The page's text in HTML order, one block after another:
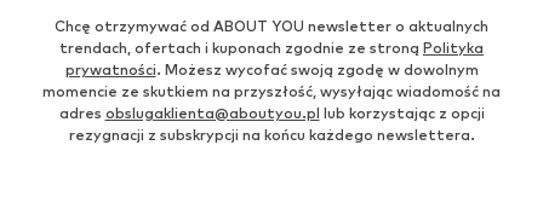
Chcę otrzymywać od ABOUT YOU newsletter o aktualnych
trendach, ofertach i kuponach zgodnie ze stroną Polityka
prywatności. Możesz wycofać swoją zgodę w dowolnym
momencie ze skutkiem na przyszłość, wysyłając wiadomość na
adres obslugaklienta@aboutyou.pl lub korzystając z opcji
rezygnacji z subskrypcji na końcu każdego newslettera.